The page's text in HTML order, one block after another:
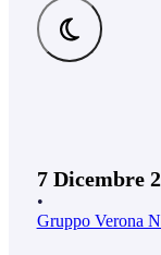
7 Dicembre
•
Gruppo Verona